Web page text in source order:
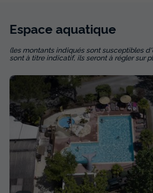
MOBILHOME 6
Pins 3 CH - 6 PERS 29
Annulation gratuite
Récent
Surface
29m²
Adultes Enfants
2
Voir le plan 2D
Terrasse semi-
Animaux autorisés *
Cafetière
Espace aquatique
(les montants indiqués sont susceptibles
sont à titre indicatif, ils seront à régler sur